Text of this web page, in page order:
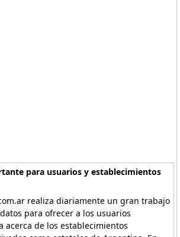
para usuarios y establecimientos
realiza diariamente un gran trabajo
para ofrecer a los usuarios
acerca de los establecimientos